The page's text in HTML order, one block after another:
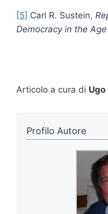
[5] Carl R. Sustein,
Democracy in the
Articolo a cura di Ugo
Profilo Autore